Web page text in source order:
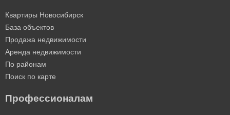
Квартиры Новосибирск
База объектов
Продажа недвижимости
Аренда недвижимости
По районам
Поиск по карте
Профессионалам